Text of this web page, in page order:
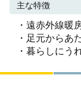
主な特徴
・遠赤外線暖
・足元からあ
・暮らしにう